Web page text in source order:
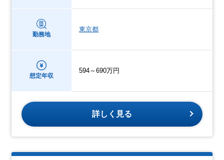
勤務地
東京都
想定年収
594～690万円
詳しく見る